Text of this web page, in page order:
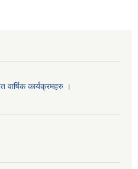
कार्यक्रमहरु ।